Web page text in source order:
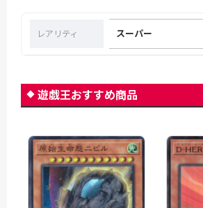
レアリティ スーパー
遊戯王おすすめ商品